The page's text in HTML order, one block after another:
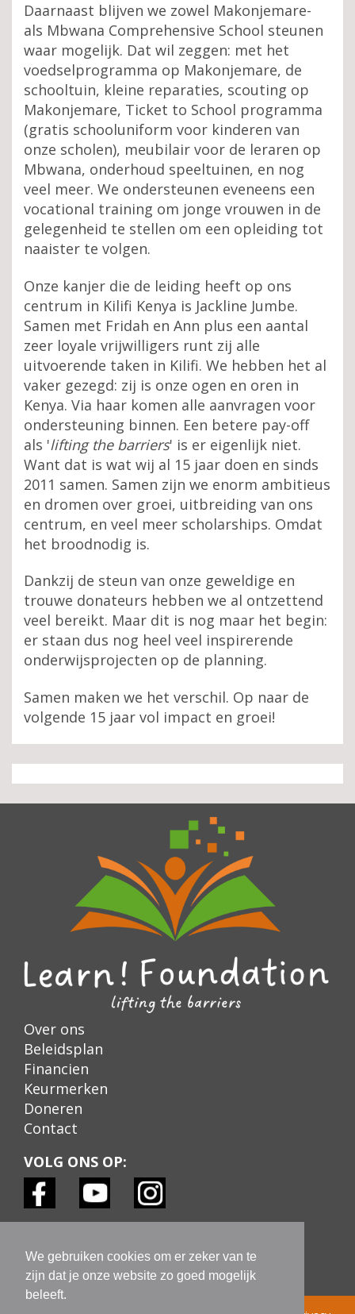
We gebruiken cookies om er zeker van te
zijn dat je onze website zo goed mogelijk
beleeft.
Daarnaast blijven we zowel Makonjemare-
als Mbwana Comprehensive School steunen
waar mogelijk. Dat wil zeggen: met het
voedselprogramma op Makonjemare, de
schooltuin, kleine reparaties, scouting op
Makonjemare, Ticket to School programma
(gratis schooluniform voor kinderen van
onze scholen), meubilair voor de leraren op
Mbwana, onderhoud speeltuinen, en nog
veel meer. We ondersteunen eveneens een
vocational training om jonge vrouwen in de
gelegenheid te stellen om een opleiding tot
naaister te volgen.
Onze kanjer die de leiding heeft op ons
centrum in Kilifi Kenya is Jackline Jumbe.
Samen met Fridah en Ann plus een aantal
zeer loyale vrijwilligers runt zij alle
uitvoerende taken in Kilifi. We hebben het al
vaker gezegd: zij is onze ogen en oren in
Kenya. Via haar komen alle aanvragen voor
ondersteuning binnen. Een betere pay-off
als 'lifting the barriers' is er eigenlijk niet.
Want dat is wat wij al 15 jaar doen en sinds
2011 samen. Samen zijn we enorm ambitieus
en dromen over groei, uitbreiding van ons
centrum, en veel meer scholarships. Omdat
het broodnodig is.
Dankzij de steun van onze geweldige en
trouwe donateurs hebben we al ontzettend
veel bereikt. Maar dit is nog maar het begin:
er staan dus nog heel veel inspirerende
onderwijsprojecten op de planning.
Samen maken we het verschil. Op naar de
volgende 15 jaar vol impact en groei!
Over ons
Beleidsplan
Financien
Keurmerken
Doneren
Contact
VOLG ONS OP: